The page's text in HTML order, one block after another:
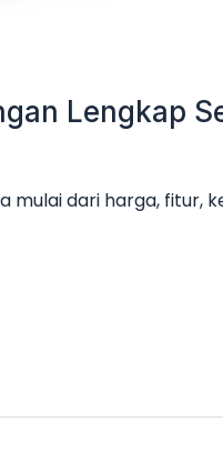
Lengkap
mulai dari harga, fitur,